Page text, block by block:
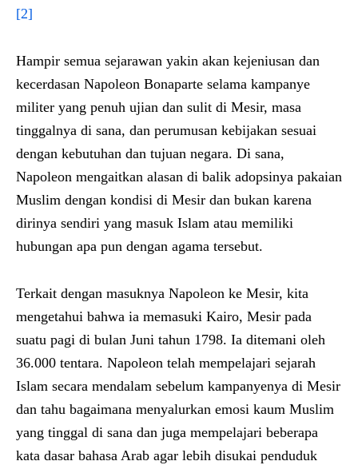
[2]
Hampir semua sejarawan yakin akan kejeniusan dan
kecerdasan Napoleon Bonaparte selama kampanye
militer yang penuh ujian dan sulit di Mesir, masa
tinggalnya di sana, dan perumusan kebijakan sesuai
dengan kebutuhan dan tujuan negara. Di sana,
Napoleon mengaitkan alasan di balik adopsinya pakaian
Muslim dengan kondisi di Mesir dan bukan karena
dirinya sendiri yang masuk Islam atau memiliki
hubungan apa pun dengan agama tersebut.
Terkait dengan masuknya Napoleon ke Mesir, kita
mengetahui bahwa ia memasuki Kairo, Mesir pada
suatu pagi di bulan Juni tahun 1798. Ia ditemani oleh
36.000 tentara. Napoleon telah mempelajari sejarah
Islam secara mendalam sebelum kampanyenya di Mesir
dan tahu bagaimana menyalurkan emosi kaum Muslim
yang tinggal di sana dan juga mempelajari beberapa
kata dasar bahasa Arab agar lebih disukai penduduk